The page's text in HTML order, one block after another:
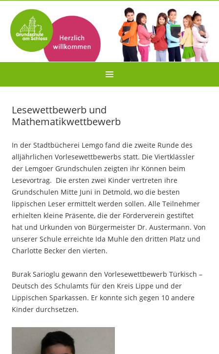
Lesewettbewerb und
Mathematikwettbewerb
In der Stadtbücherei Lemgo fand die zweite Runde des
alljährlichen Vorlesewettbewerbs statt. Die Viertklässler
der Lemgoer Grundschulen zeigten ihr Können beim
Lesevortrag. Die ersten zwei Kinder vertreten ihre
Grundschulen Mitte Juni in Detmold, wo die besten
lippischen Leser ermittelt werden sollen. Alle Teilnehmer
erhielten kleine Präsente, die der Förderverein gestiftet
hat und Urkunden von Bürgermeister Dr. Austermann. Von
unserer Schule erreichte Ida Muhle den dritten Platz und
Charlotte Becker den vierten.
Burak Sarioglu gewann den Vorlesewettbewerb Türkisch –
Deutsch des Schulamts für den Kreis Lippe und der
Lippischen Sparkassen. Er konnte sich gegen 10 andere
Kinder durchsetzen.